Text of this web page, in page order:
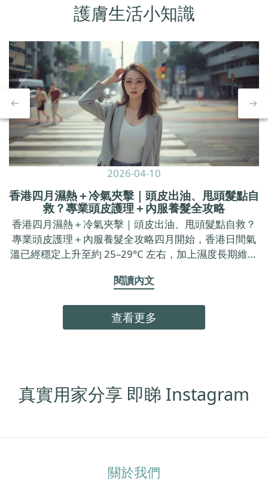
護膚生活小知識
2026-04-10
香港四月濕熱＋冷氣夾擊｜頭皮出油、甩頭髮點自
救？專業頭皮護理＋內服養髮全攻略
香港四月濕熱＋冷氣夾擊｜頭皮出油、甩頭髮點自救？
專業頭皮護理＋內服養髮全攻略四月開始，香港日間氣
溫已經穩定上升至約 25–29°C 左右，加上濕度長期維持
長時間冷氣。 呢種「出街焗促、室內乾冷」的環境，不
髮明顯咗、頭皮痕癢甚至有甩頭皮問題。呢篇文章會用
最簡單易明、偏向頭皮營養角度的方法，同你拆解點解
定嘅髮況。香港四月濕熱＋冷氣房雙重夾擊，點解頭皮
特別易出事？香港四月平均日間高溫可以去到接近盛夏
受溫濕度急速轉變的壓力。喺呢種環境之下，頭皮好容
閱讀內文
查看更多
真實用家分享 即睇 Instagram
關於我們